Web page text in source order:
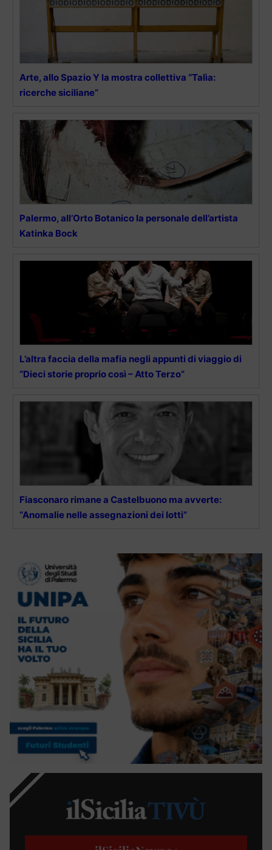
Arte, allo Spazio Y la mostra collettiva “Talìa:
ricerche siciliane”
Palermo, all’Orto Botanico la personale dell’artista
Katinka Bock
L’altra faccia della mafia negli appunti di viaggio di
“Dieci storie proprio così – Atto Terzo”
Fiasconaro rimane a Castelbuono ma avverte:
“Anomalie nelle assegnazioni dei lotti”